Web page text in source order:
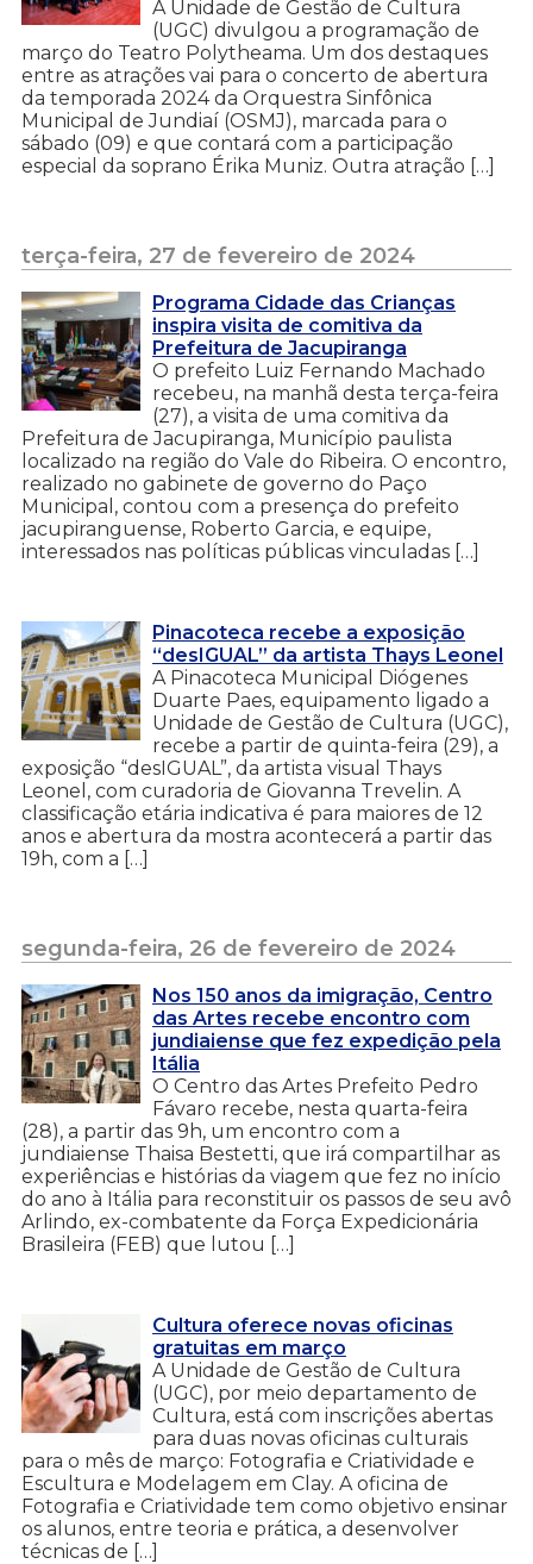
A Unidade de Gestão de Cultura
(UGC) divulgou a programação de
março do Teatro Polytheama. Um dos destaques
entre as atrações vai para o concerto de abertura
da temporada 2024 da Orquestra Sinfônica
Municipal de Jundiaí (OSMJ), marcada para o
sábado (09) e que contará com a participação
especial da soprano Érika Muniz. Outra atração […]
terça-feira, 27 de fevereiro de 2024
Programa Cidade das Crianças
inspira visita de comitiva da
Prefeitura de Jacupiranga
O prefeito Luiz Fernando Machado
recebeu, na manhã desta terça-feira
(27), a visita de uma comitiva da
Prefeitura de Jacupiranga, Município paulista
localizado na região do Vale do Ribeira. O encontro,
realizado no gabinete de governo do Paço
Municipal, contou com a presença do prefeito
jacupiranguense, Roberto Garcia, e equipe,
interessados nas políticas públicas vinculadas […]
Pinacoteca recebe a exposição
“desIGUAL” da artista Thays Leonel
A Pinacoteca Municipal Diógenes
Duarte Paes, equipamento ligado a
Unidade de Gestão de Cultura (UGC),
recebe a partir de quinta-feira (29), a
exposição “desIGUAL”, da artista visual Thays
Leonel, com curadoria de Giovanna Trevelin. A
classificação etária indicativa é para maiores de 12
anos e abertura da mostra acontecerá a partir das
19h, com a […]
segunda-feira, 26 de fevereiro de 2024
Nos 150 anos da imigração, Centro
das Artes recebe encontro com
jundiaiense que fez expedição pela
Itália
O Centro das Artes Prefeito Pedro
Fávaro recebe, nesta quarta-feira
(28), a partir das 9h, um encontro com a
jundiaiense Thaisa Bestetti, que irá compartilhar as
experiências e histórias da viagem que fez no início
do ano à Itália para reconstituir os passos de seu avô
Arlindo, ex-combatente da Força Expedicionária
Brasileira (FEB) que lutou […]
Cultura oferece novas oficinas
gratuitas em março
A Unidade de Gestão de Cultura
(UGC), por meio departamento de
Cultura, está com inscrições abertas
para duas novas oficinas culturais
para o mês de março: Fotografia e Criatividade e
Escultura e Modelagem em Clay. A oficina de
Fotografia e Criatividade tem como objetivo ensinar
os alunos, entre teoria e prática, a desenvolver
técnicas de […]